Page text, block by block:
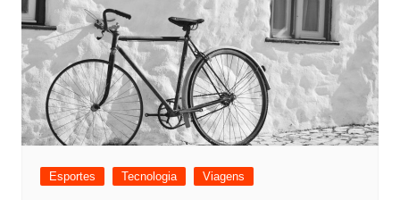
Esportes Tecnologia Viagens